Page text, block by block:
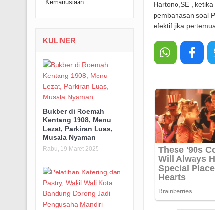
Hartono,SE ,
pembahasan soal
efektif jika
KULINER
Bukber di Roemah
Kentang 1908, Menu
Lezat, Parkiran Luas,
Musala Nyaman
Rabu, 19 Maret 2025